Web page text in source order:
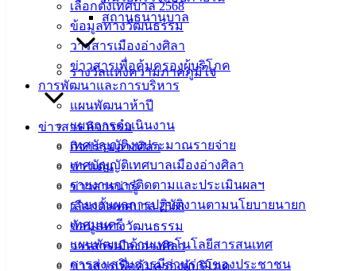
เลือกตั้งเทศบาล 2568
ข้อมูลทางวัฒนธรรม
วารสารเมืองอ่างศิลา
ข่าวสารเพื่อคุ้มครองผู้บริโภค
การพัฒนาและการบริหาร
แผนพัฒนาห้าปี
แผนการดำเนินงาน
เทศบัญญัติงบประมาณรายจ่าย
เทศบัญญัติเทศบาลเมืองอ่างศิลา
รายงานการติดตามและประเมินผลฯ
รายงานผลการปฏิบัติงานตามนโยบายนายก
เทศมนตรี
แผนพัฒนาด้านเทคโนโลยีสารสนเทศ
การส่งเสริมการมีส่วนร่วมของประชาชน
สถานธนานุบาล
รางวัลแห่งความภาคภูมิใจ
ข่าวสาร กิจกรรม
กิจกรรมอ่างศิลา
ข่าวเด่น
ข่าวสารน่ารู้
เลือกตั้งเทศบาล 2568
ข้อมูลทางวัฒนธรรม
วารสารเมืองอ่างศิลา
ข่าวสารเพื่อคุ้มครองผู้บริโภค
ดาวน์โหลด
แบบ
ฟอร์ม,
เอกสาร
คู่มือ
สำหรับ
ประชาชน/
คู่มือการ
ปฏิบัติ
งาน
ข่าวสาร
น่ารู้
ศุนย์